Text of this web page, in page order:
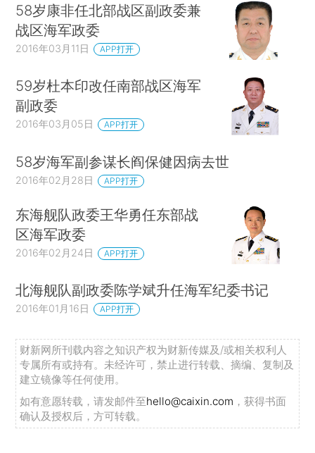
58岁康非任北部战区副政委兼
战区海军政委
2016年03月11日 APP打开
59岁杜本印改任南部战区海军
副政委
2016年03月05日 APP打开
58岁海军副参谋长阎保健因病去世
2016年02月28日 APP打开
东海舰队政委王华勇任东部战
区海军政委
2016年02月24日 APP打开
北海舰队副政委陈学斌升任海军纪委书记
2016年01月16日 APP打开
财新网所刊载内容之知识产权为财新传媒及/或相关权利人
专属所有或持有。未经许可，禁止进行转载、摘编、复制及
建立镜像等任何使用。
如有意愿转载，请发邮件至hello@caixin.com ，获得书面
确认及授权后，方可转载。